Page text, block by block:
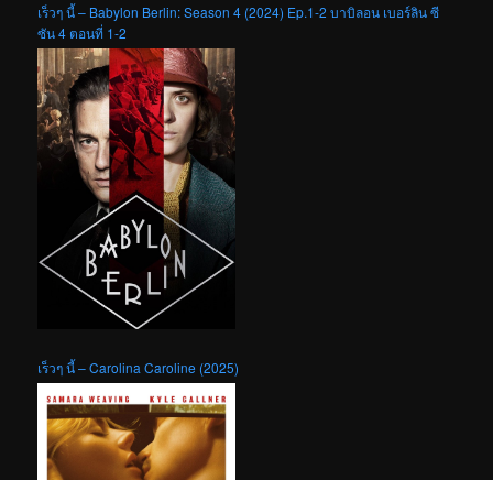
เร็วๆ นี้ – Babylon Berlin: Season 4 (2024) Ep.1-2 บาบิลอน เบอร์ลิน ซี
ซัน 4 ตอนที่ 1-2
เร็วๆ นี้ – Carolina Caroline (2025)